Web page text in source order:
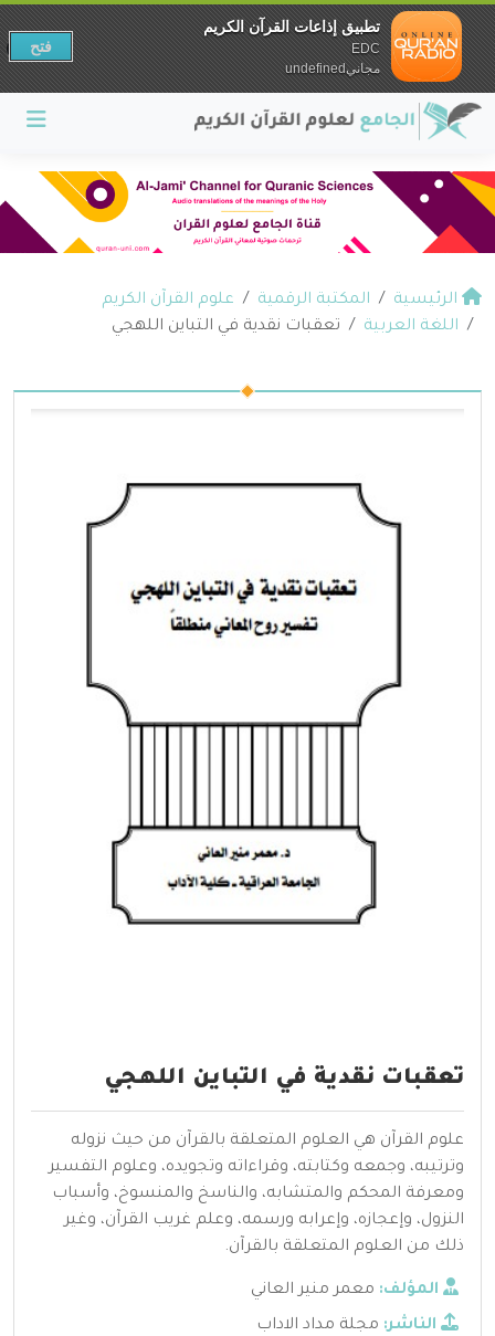
الرئيسية المكتبة الرقمية
علوم القرآن الكريم
اللغة العربية
تعقبات نقدية في التباين اللهجي
تعقبات نقدية في التباين اللهجي
علوم القرآن هي العلوم المتعلقة بالقرآن من حيث نزوله
وترتيبه، وجمعه وكتابته، وقراءاته وتجويده، وعلوم التفسير
ومعرفة المحكم والمتشابه، والناسخ والمنسوخ، وأسباب
النزول، وإعجازه، وإعرابه ورسمه، وعلم غريب القرآن، وغير
ذلك من العلوم المتعلقة بالقرآن.
المؤلف: معمر منير العاني
الناشر: مجلة مداد الاداب
تطبيق إذاعات القرآن الكريم
EDC
مجانيundefined
فتح